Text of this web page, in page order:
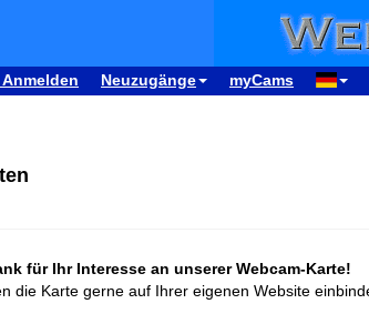
Neuzugänge myCams
für Ihr Interesse an unserer Webcam-Karte!
die Karte gerne auf Ihrer eigenen Website